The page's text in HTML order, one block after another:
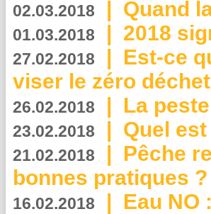
02.03.2018 | Quand
01.03.2018 | 2018
27.02.2018 | Est-ce
viser le zéro
26.02.2018 | La
23.02.2018 | Quel
21.02.2018 | Pêche
bonnes pratiques ?
16.02.2018 | Eau NO